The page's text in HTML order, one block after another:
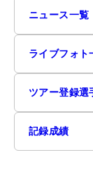
ニュース一覧
ライブフォト
ツアー登録選
記録成績